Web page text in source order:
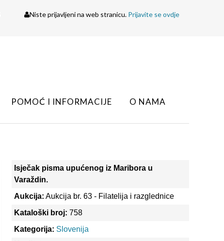
Niste prijavljeni na web stranicu. Prijavite se ovdje
POMOĆ I INFORMACIJE
O NAMA
Isječak pisma upućenog iz Maribora u
Varaždin.
Aukcija: Aukcija br. 63 - Filatelija i razglednice
Kataloški broj: 758
Kategorija: Slovenija